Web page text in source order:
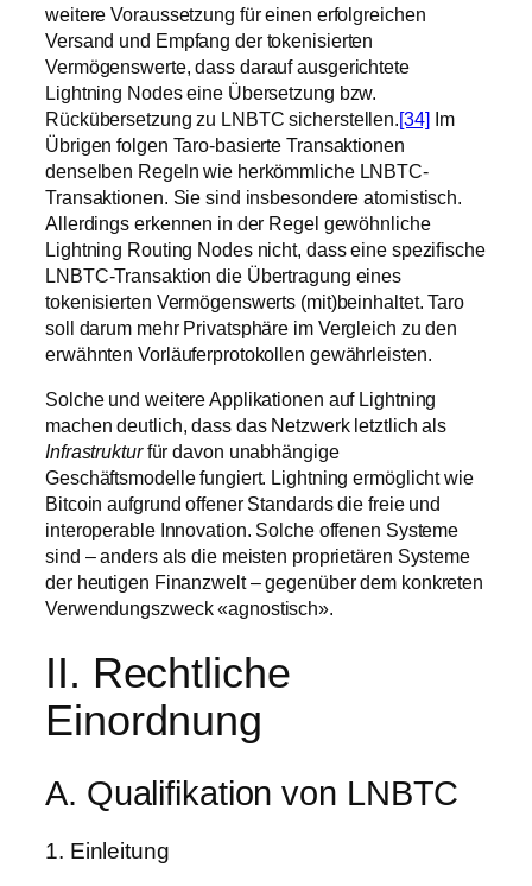
weitere Voraussetzung für einen erfolgreichen
Versand und Empfang der tokenisierten
Vermögenswerte, dass darauf ausgerichtete
Lightning Nodes eine Übersetzung bzw.
Rückübersetzung zu LNBTC sicherstellen.[34]Im
Übrigen folgen Taro-basierte Transaktionen
denselben Regeln wie herkömmliche LNBTC-
Transaktionen. Sie sind insbesondere atomistisch.
Allerdings erkennen in der Regel gewöhnliche
Lightning Routing Nodes nicht, dass eine spezifische
LNBTC-Transaktion die Übertragung eines
tokenisierten Vermögenswerts (mit)beinhaltet. Taro
soll darum mehr Privatsphäre im Vergleich zu den
erwähnten Vorläuferprotokollen gewährleisten.
Solche und weitere Applikationen auf Lightning
machen deutlich, dass das Netzwerk letztlich als
Infrastrukturfür davon unabhängige
Geschäftsmodelle fungiert. Lightning ermöglicht wie
Bitcoin aufgrund offener Standards die freie und
interoperable Innovation. Solche offenen Systeme
sind – anders als die meisten proprietären Systeme
der heutigen Finanzwelt – gegenüber dem konkreten
Verwendungszweck «agnostisch».
II. Rechtliche
Einordnung
A. Qualifikation von LNBTC
1. Einleitung